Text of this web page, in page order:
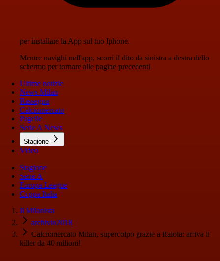
per installare la App sul tuo Iphone.
Mentre navighi nell'app, scorri il dito da sinistra a destra dello
schermo per tornare alle pagine precedenti
Ultime notizie
News Milan
Rassegna
Calciomercato
Pagelle
Serie A News
Stagione
Video
Stagione
Serie A
Europa League
Coppa Italia
Il Milanista
archivio2018
Calciomercato Milan, supercolpo grazie a Raiola: arriva il
killer da 40 milioni!